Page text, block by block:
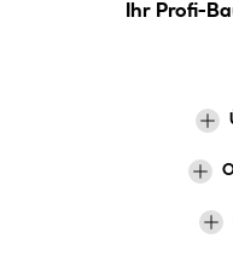
Ihr Profi-